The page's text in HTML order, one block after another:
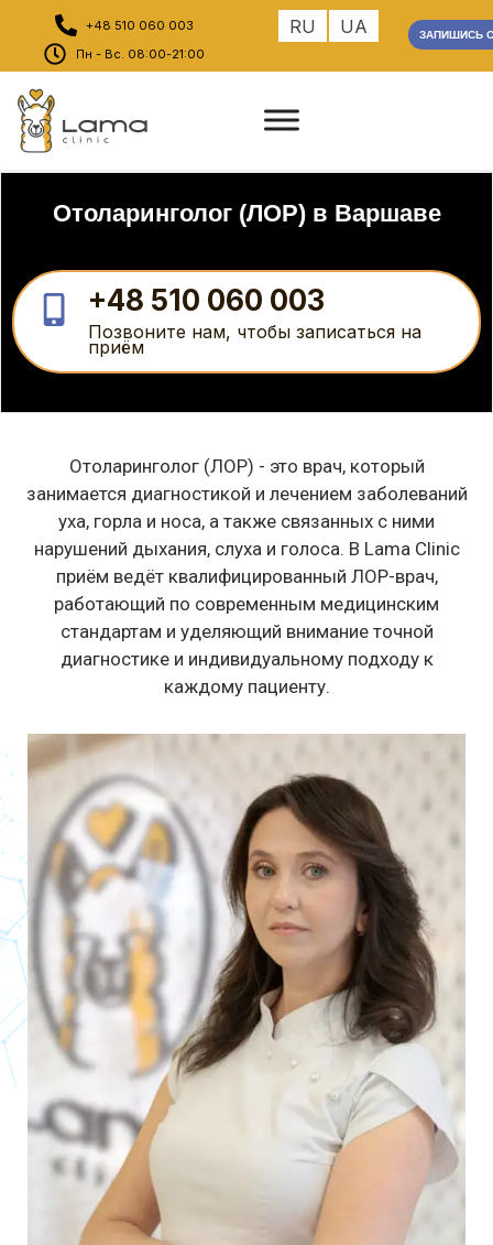
+48 510 060 003
Пн - Вс. 08:00-21:00
ЗАПИШИСЬ
RU UA
Отоларинголог (ЛОР) в Варшаве
+48 510 060 003
Позвоните нам, чтобы записаться на
приём
Отоларинголог (ЛОР) - это врач, который
занимается диагностикой и лечением заболеваний
уха, горла и носа, а также связанных с ними
нарушений дыхания, слуха и голоса. В Lama Clinic
приём ведёт квалифицированный ЛОР-врач,
работающий по современным медицинским
стандартам и уделяющий внимание точной
диагностике и индивидуальному подходу к
каждому пациенту.